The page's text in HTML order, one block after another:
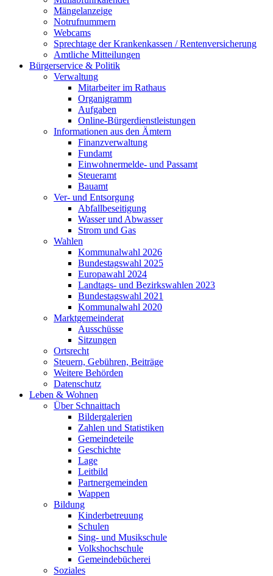
Mängelanzeige
Notrufnummern
Webcams
Sprechtage der Krankenkassen / Rentenversicherung
Amtliche Mitteilungen
Bürgerservice & Politik
Verwaltung
Mitarbeiter im Rathaus
Organigramm
Aufgaben
Online-Bürgerdienstleistungen
Informationen aus den Ämtern
Finanzverwaltung
Fundamt
Einwohnermelde- und Passamt
Steueramt
Bauamt
Ver- und Entsorgung
Abfallbeseitigung
Wasser und Abwasser
Strom und Gas
Wahlen
Kommunalwahl 2026
Bundestagswahl 2025
Europawahl 2024
Landtags- und Bezirkswahlen 2023
Bundestagswahl 2021
Kommunalwahl 2020
Marktgemeinderat
Ausschüsse
Sitzungen
Ortsrecht
Steuern, Gebühren, Beiträge
Weitere Behörden
Datenschutz
Leben & Wohnen
Über Schnaittach
Bildergalerien
Zahlen und Statistiken
Gemeindeteile
Geschichte
Lage
Leitbild
Partnergemeinden
Wappen
Bildung
Kinderbetreuung
Schulen
Sing- und Musikschule
Volkshochschule
Gemeindebücherei
Soziales